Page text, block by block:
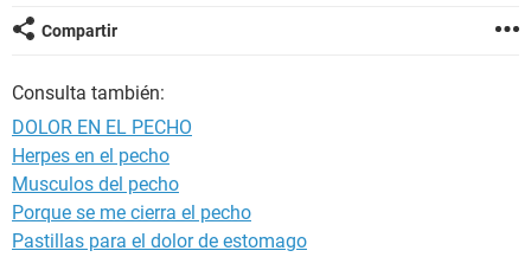
Compartir
Consulta también:
DOLOR EN EL PECHO
Herpes en el pecho
Musculos del pecho
Porque se me cierra el pecho
Pastillas para el dolor de estomago